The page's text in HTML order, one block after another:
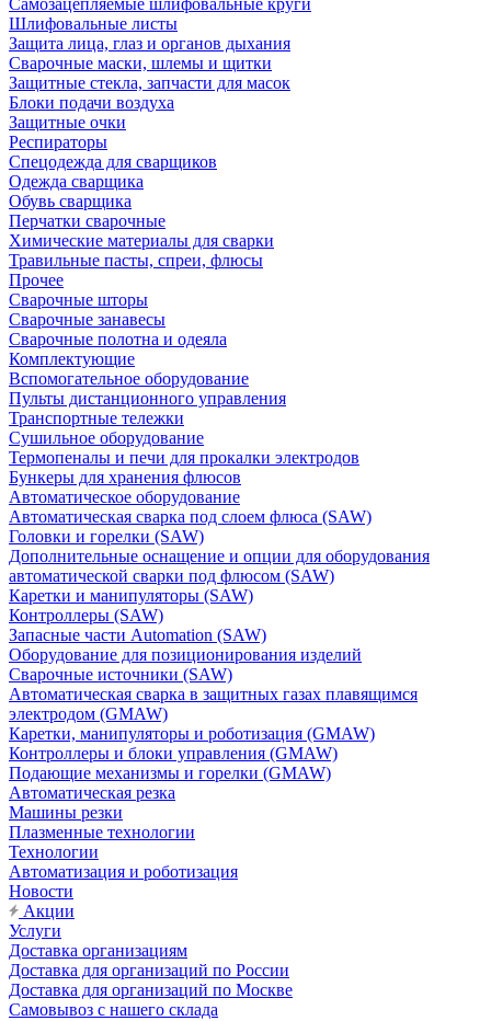
Самозацепляемые шлифовальные круги
Шлифовальные листы
Защита лица, глаз и органов дыхания
Сварочные маски, шлемы и щитки
Защитные стекла, запчасти для масок
Блоки подачи воздуха
Защитные очки
Респираторы
Спецодежда для сварщиков
Одежда сварщика
Обувь сварщика
Перчатки сварочные
Химические материалы для сварки
Травильные пасты, спреи, флюсы
Прочее
Сварочные шторы
Сварочные занавесы
Сварочные полотна и одеяла
Комплектующие
Вспомогательное оборудование
Пульты дистанционного управления
Транспортные тележки
Сушильное оборудование
Термопеналы и печи для прокалки электродов
Бункеры для хранения флюсов
Автоматическое оборудование
Автоматическая сварка под слоем флюса (SAW)
Головки и горелки (SAW)
Дополнительные оснащение и опции для оборудования
автоматической сварки под флюсом (SAW)
Каретки и манипуляторы (SAW)
Контроллеры (SAW)
Запасные части Automation (SAW)
Оборудование для позиционирования изделий
Сварочные источники (SAW)
Автоматическая сварка в защитных газах плавящимся
электродом (GMAW)
Каретки, манипуляторы и роботизация (GMAW)
Контроллеры и блоки управления (GMAW)
Подающие механизмы и горелки (GMAW)
Автоматическая резка
Машины резки
Плазменные технологии
Технологии
Автоматизация и роботизация
Новости
Акции
Услуги
Доставка организациям
Доставка для организаций по России
Доставка для организаций по Москве
Самовывоз с нашего склада